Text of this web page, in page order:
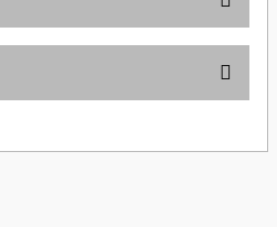
formunu kullanarak tarafımıza